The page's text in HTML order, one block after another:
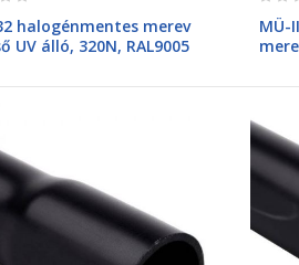
halogénmentes merev
UV álló, 320N, RAL9005
0%
MÜ-